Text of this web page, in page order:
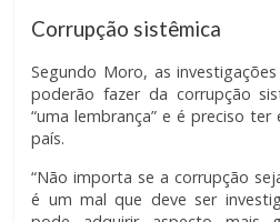
Corrupção sistêmica
Segundo Moro, as
poderão fazer da corrupção
“uma lembrança” e é preciso
país.
“Não importa se a corrupção
é um mal que deve ser